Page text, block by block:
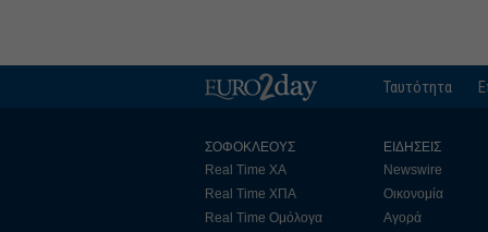
Ταυτότητα
ΣΟΦΟΚΛΕΟΥΣ
Real Time ΧΑ
Real Time ΧΠΑ
Real Time Ομόλογα
ΕΙΔΗΣΕΙΣ
Newswire
Οικονομία
Αγορά